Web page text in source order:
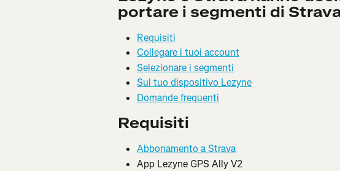
portare i segmenti di
Requisiti
Collegare i tuoi account
Selezionare i segmenti
Sul tuo dispositivo Lezyne
Domande frequenti
Requisiti
Abbonamento a Strava
App Lezyne GPS Ally V2